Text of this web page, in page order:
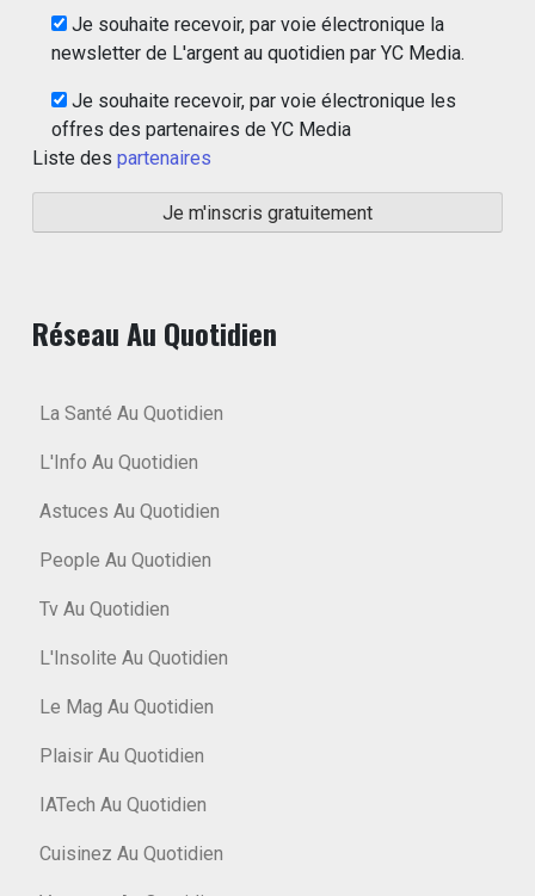
Je souhaite recevoir, par voie électronique la
newsletter de L'argent au quotidien par YC Media.
Je souhaite recevoir, par voie électronique les
offres des partenaires de YC Media
Liste des partenaires
Réseau Au Quotidien
La Santé Au Quotidien
L'Info Au Quotidien
Astuces Au Quotidien
People Au Quotidien
Tv Au Quotidien
L'Insolite Au Quotidien
Le Mag Au Quotidien
Plaisir Au Quotidien
IATech Au Quotidien
Cuisinez Au Quotidien